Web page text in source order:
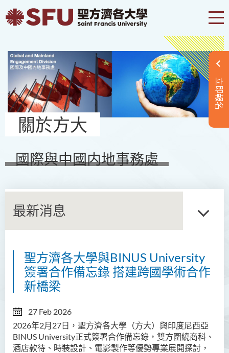
立即報名
關於方大
國際與中國内地事務處
最新消息
聖方濟各大學與BINUS University
簽署合作備忘錄 搭建跨國學術合作
新橋梁
27 Feb 2026
2026年2月27日，聖方濟各大學（方大）與印度尼西亞
BINUS University正式簽署合作備忘錄，雙方圍繞商科、
酒店款待、時裝設計、電影製作等優勢專業展開探討，
關於國際與中國内地事務處
活動
最新消息